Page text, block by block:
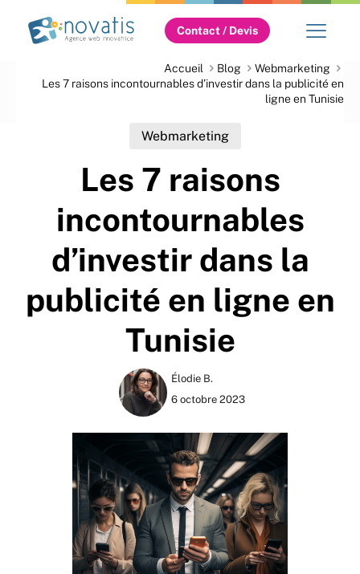
Contact / Devis
Accueil Blog
Webmarketing
Les 7 raisons incontournables d’investir dans la publicité en
ligne en Tunisie
Webmarketing
Les 7 raisons
incontournables
d’investir dans la
publicité en ligne en
Tunisie
Élodie B.
6 octobre 2023